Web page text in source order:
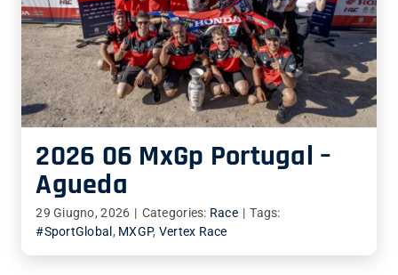
2026 06 MxGp Portugal –
Agueda
29 Giugno, 2026 | Categories: Race | Tags:
#SportGlobal , MXGP, Vertex Race